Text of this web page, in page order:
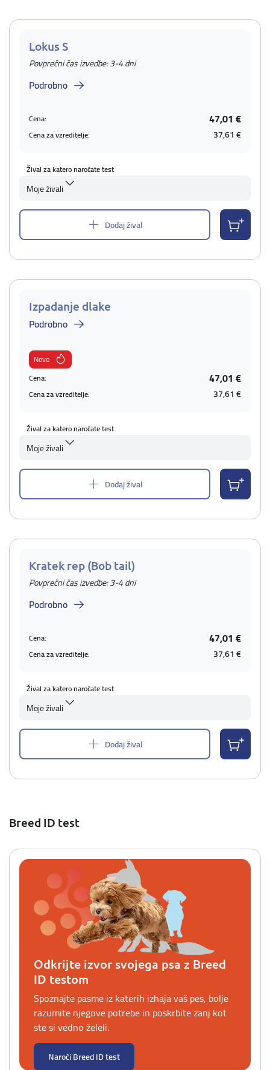
Lokus S
Povprečni čas izvedbe: 3-4 dni
Podrobno
Cena: 47,01 €
Cena za vzreditelje: 37,61 €
Žival za katero naročate test
Moje živali
Dodaj žival
Izpadanje dlake
Podrobno
Novo
Cena:
47,01 €
Cena za vzreditelje: 37,61 €
Žival za katero naročate test
Moje živali
Dodaj žival
Kratek rep (Bob tail)
Povprečni čas izvedbe: 3-4 dni
Podrobno
Cena: 47,01 €
Cena za vzreditelje: 37,61 €
Žival za katero naročate test
Moje živali
Dodaj žival
Breed ID test
Odkrijte izvor svojega psa z Breed
ID testom
Spoznajte pasme iz katerih izhaja vaš pes, bolje
razumite njegove potrebe in poskrbite zanj kot
ste si vedno želeli.
Naroči Breed ID test